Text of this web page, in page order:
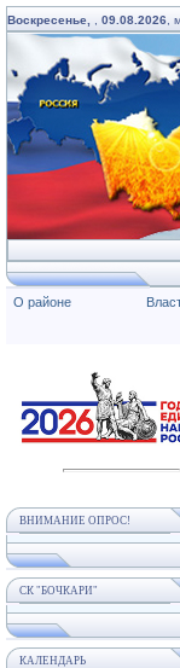
Воскресенье, 09.08.2026 ,
О районе
ВНИМАНИЕ ОПРОС!
СК "БОЧКАРИ"
КАЛЕНДАРЬ